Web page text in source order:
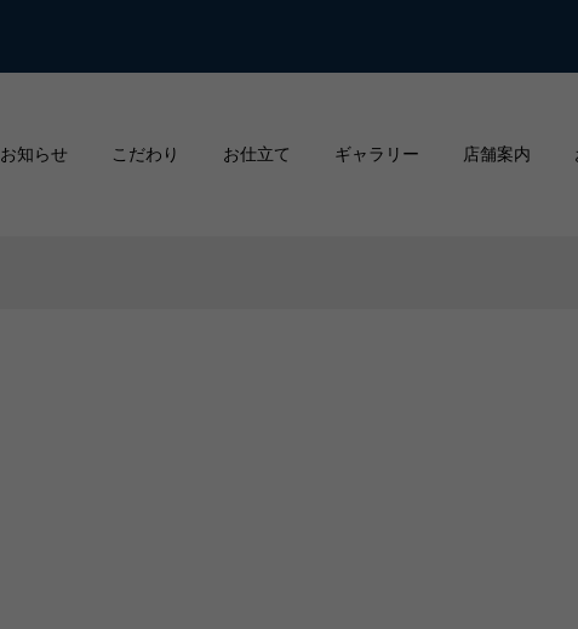
お知らせ こだわり お仕立て ギャラリー 店舗案内